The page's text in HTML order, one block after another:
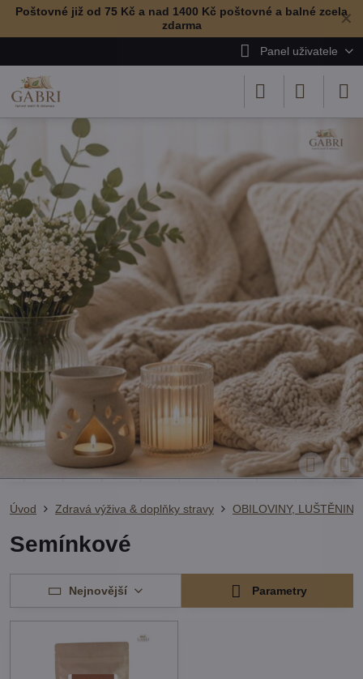
✕
Poštovné již od 75 Kč a nad 1400 Kč poštovné a balné zcela
zdarma
Panel uživatele
Úvod Zdravá výživa & doplňky stravy OBILOVINY,
Semínkové
Nejnovější Parametry